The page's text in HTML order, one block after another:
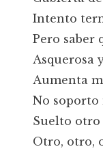
Intento
Pero saber
Asquerosa
Aumenta
No soporto
Suelto otro
Otro, otro,